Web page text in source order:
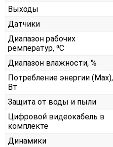
Выходы
Датчики
Диапазон рабочих
ремператур, ⁰С
Диапазон влажности, %
Потребление энергии (Max),
Вт
Защита от воды и пыли
Цифровой видеокабель в
комплекте
Динамики